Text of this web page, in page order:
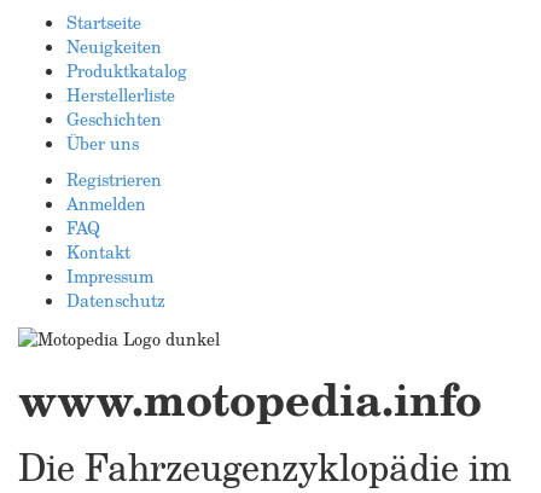
Startseite
Neuigkeiten
Produktkatalog
Herstellerliste
Geschichten
Über uns
Registrieren
Anmelden
FAQ
Kontakt
Impressum
Datenschutz
www.motopedia.info
Die Fahrzeugenzyklopädie im